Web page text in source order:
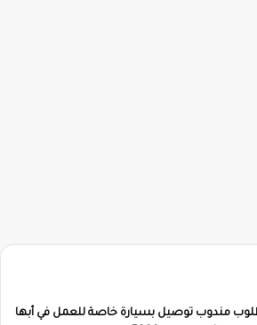
مندوب توصيل بسيارة خاصة للعمل في أبها